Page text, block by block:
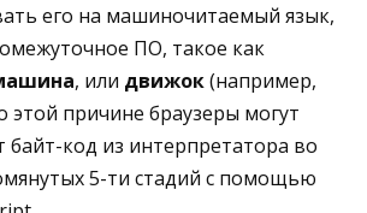
его на машиночитаемый язык,
ПО, такое как
, или движок(например,
этой причине браузеры могут
байт-код из интерпретатора во
5-ти стадий с помощью